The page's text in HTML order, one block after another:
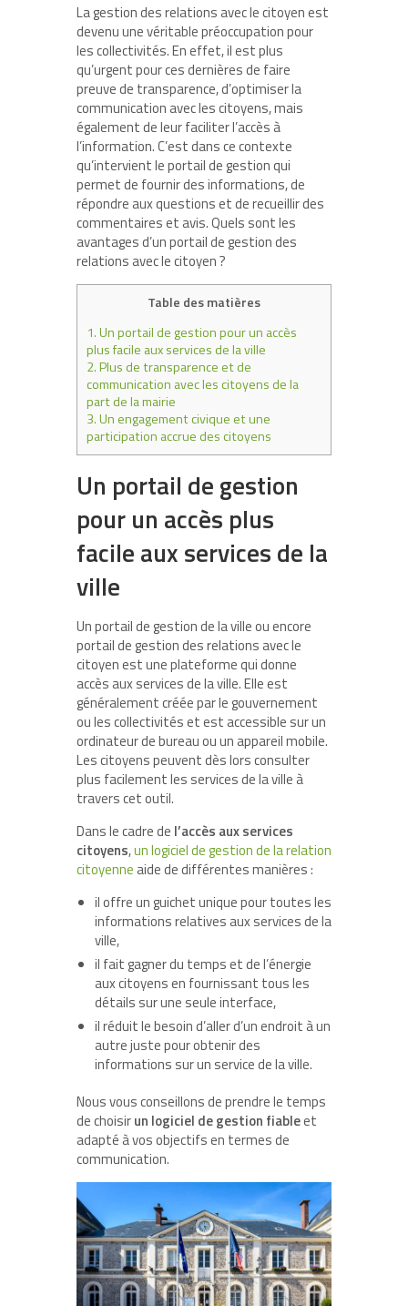
La gestion des relations avec le citoyen est
devenu une véritable préoccupation pour
les collectivités. En effet, il est plus
qu’urgent pour ces dernières de faire
preuve de transparence, d’optimiser la
communication avec les citoyens, mais
également de leur faciliter l’accès à
l’information. C’est dans ce contexte
qu’intervient le portail de gestion qui
permet de fournir des informations, de
répondre aux questions et de recueillir des
commentaires et avis. Quels sont les
avantages d’un portail de gestion des
relations avec le citoyen ?
Table des matières
1.Un portail de gestion pour un accès
plus facile aux services de la ville
2.Plus de transparence et de
communication avec les citoyens de la
part de la mairie
3.Un engagement civique et une
participation accrue des citoyens
Un portail de gestion
pour un accès plus
facile aux services de la
ville
Un portail de gestion de la ville ou encore
portail de gestion des relations avec le
citoyen est une plateforme qui donne
accès aux services de la ville. Elle est
généralement créée par le gouvernement
ou les collectivités et est accessible sur un
ordinateur de bureau ou un appareil mobile.
Les citoyens peuvent dès lors consulter
plus facilement les services de la ville à
travers cet outil.
Dans le cadre de l’accès aux services
citoyens,un logiciel de gestion de la relation
citoyenne aide de différentes manières :
il offre un guichet unique pour toutes les
informations relatives aux services de la
ville,
il fait gagner du temps et de l’énergie
aux citoyens en fournissant tous les
détails sur une seule interface,
il réduit le besoin d’aller d’un endroit à un
autre juste pour obtenir des
informations sur un service de la ville.
Nous vous conseillons de prendre le temps
de choisirun logiciel de gestion fiableet
adapté à vos objectifs en termes de
communication.